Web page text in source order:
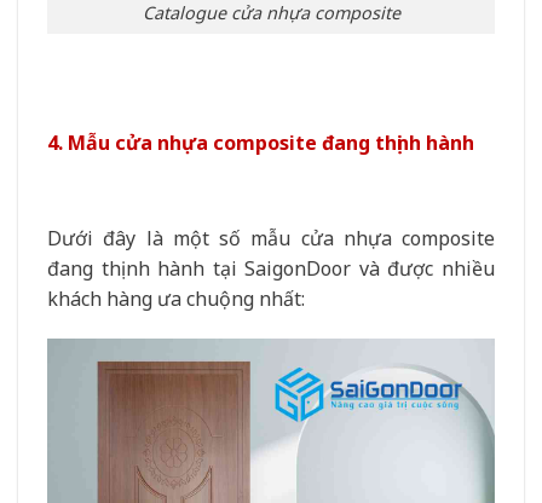
Catalogue cửa nhựa composite
4. Mẫu cửa nhựa composite đang thịnh hành
Dưới đây là một số mẫu cửa nhựa composite
đang thịnh hành tại SaigonDoor và được nhiều
khách hàng ưa chuộng nhất: